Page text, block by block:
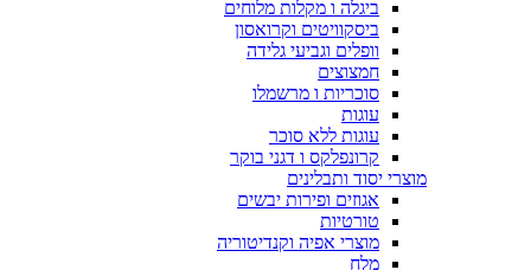
ביגלה ו מקלות מלוחים
ביסקוויטים וקרואסון
וופלים וגביעי גלידה
חמצוצים
סוכריות ו מרשמלו
עוגות
עוגות ללא סוכר
קרונפלקס ו דגני בוקר
מוצרי יסוד ותבלינים
אגוזים ופירות יבשים
טורטיות
מוצרי אפיה וקנדיטוריה
מלח